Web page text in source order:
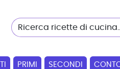
PRIMI SECONDI